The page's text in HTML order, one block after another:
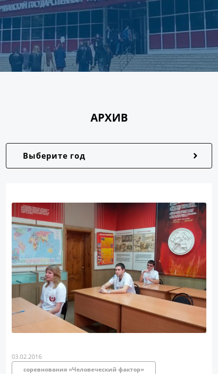
АРХИВ
Выберите год
03.02.2016
соревнования «Человеческий фактор»